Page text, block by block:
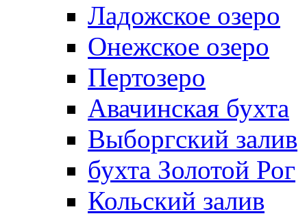
Ладожское озеро
Онежское озеро
Пертозеро
Авачинская бухта
Выборгский залив
бухта Золотой Рог
Кольский залив